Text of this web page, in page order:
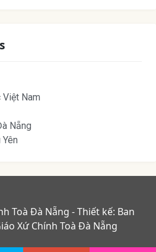
Nam
Nẵng
Toà Đà Nẵng - Thiết kế: Ban
Xứ Chính Toà Đà Nẵng